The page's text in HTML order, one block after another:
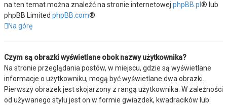
na ten temat można znaleźć na stronie internetowej phpBB.pl ® lub
phpBB Limited phpBB.com®
Na górę
Czym są obrazki wyświetlane obok nazwy użytkownika?
Na stronie przeglądania postów, w miejscu, gdzie są wyświetlane
informacje o użytkowniku, mogą być wyświetlane dwa obrazki.
Pierwszy obrazek jest skojarzony z rangą użytkownika. W zależności
od używanego stylu jest on w formie gwiazdek, kwadracików lub